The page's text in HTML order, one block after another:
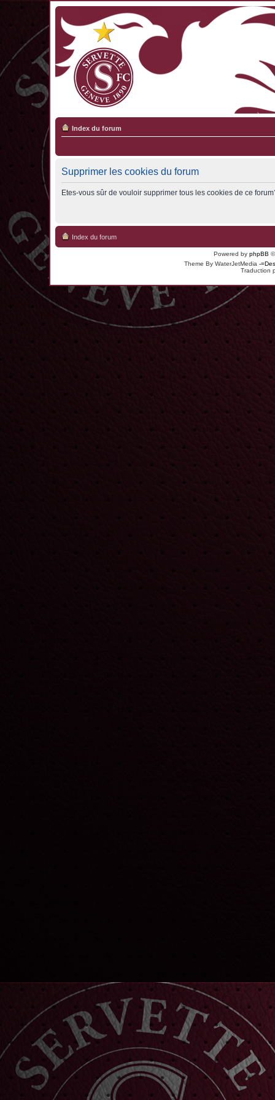
Index du forum
Supprimer les cookies du forum
Etes-vous sûr de vouloir supprimer tous les cookies de ce
Index du forum
Powered by phpBB
Theme By WaterJetMedia -
Traduction